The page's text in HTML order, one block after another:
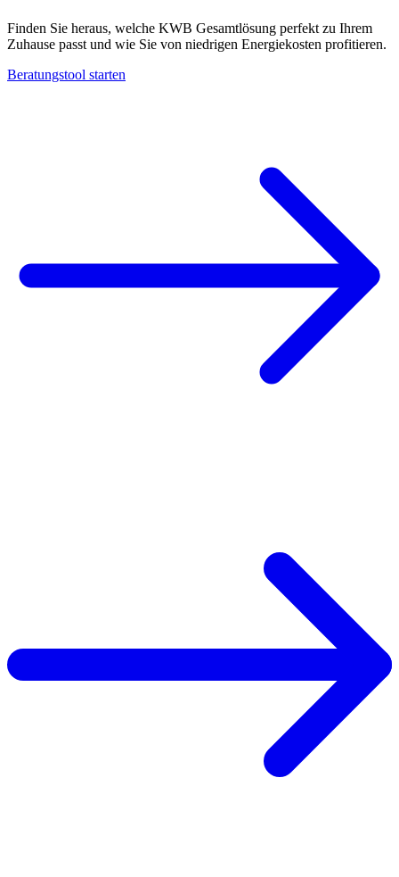
Finden Sie heraus, welche KWB Gesamtlösung perfekt zu Ihrem
Zuhause passt und wie Sie von niedrigen Energiekosten profitieren.
Beratungstool starten